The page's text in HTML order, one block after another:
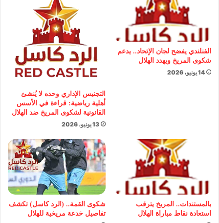
الفنلندي يفضح لجان الإتحاد.. يدعم
شكوى المريخ ويهدد الهلال
14 يونيو، 2026
التجنيس الإداري وحده لا يُنشئ
أهلية رياضية: قراءة في الأسس
القانونية لشكوى المريخ ضد الهلال
13 يونيو، 2026
بالمستندات.. المريخ يترقب
استعادة نقاط مباراة الهلال
شكوى القمة.. (الرد كاسل) تكشف
تفاصيل خدعة مريخية للهلال